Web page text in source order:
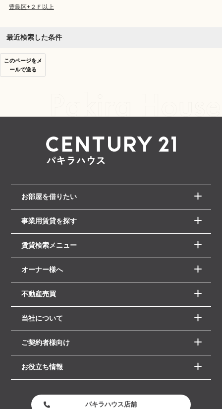
豊島区+２Ｆ以上
最近検索した条件
このページをメ
ールで送る
お部屋を借りたい
事業用賃貸を探す
賃貸検索メニュー
オーナー様へ
不動産売買
当社について
ご契約者様向け
お役立ち情報
パキラハウス店舗